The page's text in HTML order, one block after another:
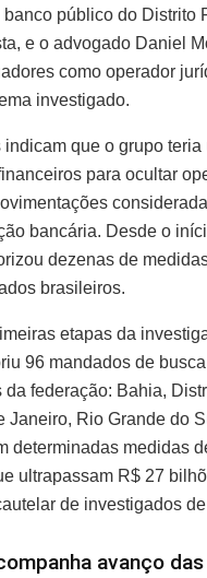
banco público do Distrito
e o advogado Daniel
como operador
investigado.
indicam que o grupo teria
para ocultar
bancária. Desde o
dezenas de
brasileiros.
etapas da
96 mandados de
da federação: Bahia,
Janeiro, Rio Grande do
determinadas medidas
ultrapassam R$ 27
de investigados
avanço